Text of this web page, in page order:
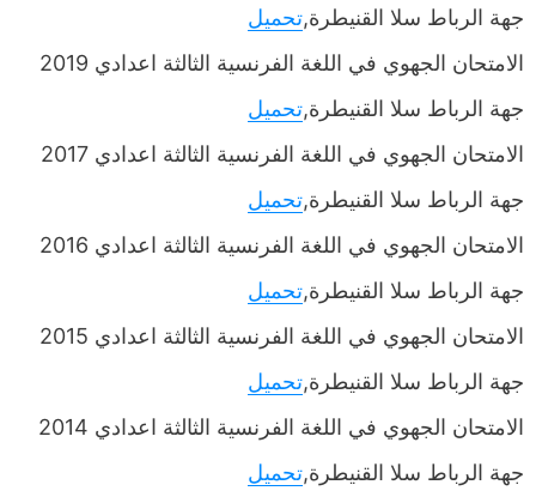
جهة الرباط سلا القنيطرة,تحميل
الامتحان الجهوي في اللغة الفرنسية الثالثة اعدادي 2019
جهة الرباط سلا القنيطرة,تحميل
الامتحان الجهوي في اللغة الفرنسية الثالثة اعدادي 2017
جهة الرباط سلا القنيطرة,تحميل
الامتحان الجهوي في اللغة الفرنسية الثالثة اعدادي 2016
جهة الرباط سلا القنيطرة,تحميل
الامتحان الجهوي في اللغة الفرنسية الثالثة اعدادي 2015
جهة الرباط سلا القنيطرة,تحميل
الامتحان الجهوي في اللغة الفرنسية الثالثة اعدادي 2014
جهة الرباط سلا القنيطرة,تحميل